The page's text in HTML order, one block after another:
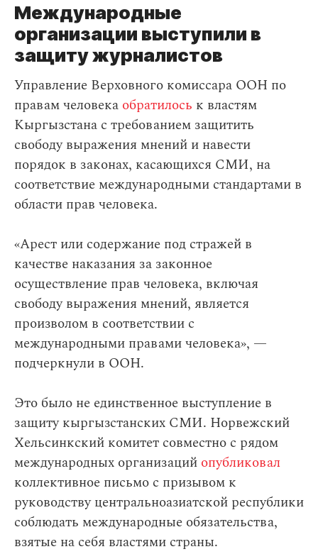
Международные
организации выступили в
защиту журналистов
Управление Верховного комиссара ООН по
правам человека обратилось к властям
Кыргызстана с требованием защитить
свободу выражения мнений и навести
порядок в законах, касающихся СМИ, на
соответствие международными стандартами в
области прав человека.
«Арест или содержание под стражей в
качестве наказания за законное
осуществление прав человека, включая
свободу выражения мнений, является
произволом в соответствии с
международными правами человека», —
подчеркнули в ООН.
Это было не единственное выступление в
защиту кыргызстанских СМИ. Норвежский
Хельсинкский комитет совместно с рядом
международных организаций опубликовал
коллективное письмо с призывом к
руководству центральноазиатской республики
соблюдать международные обязательства,
взятые на себя властями страны.